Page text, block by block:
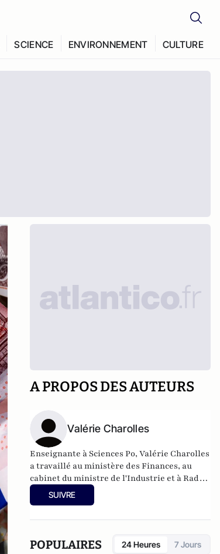
SCIENCE ENVIRONNEMENT CULTURE
A PROPOS DES AUTEURS
Valérie Charolles
Enseignante à Sciences Po, Valérie Charolles
a travaillé au ministère des Finances, au
cabinet du ministre de l'Industrie et à Radio
France, dont elle a été directeur financier.
Elle est l'auteur de
SUIVRE
POPULAIRES 24 Heures 7 Jours